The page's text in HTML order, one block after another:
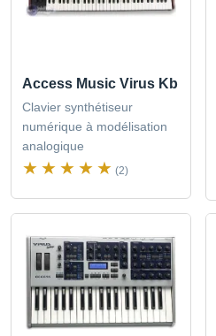
Access Music Virus Kb
Clavier synthétiseur
numérique à modélisation
analogique
(2)